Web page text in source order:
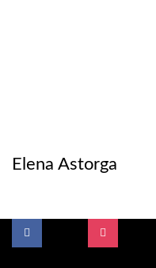
Elena Astorga